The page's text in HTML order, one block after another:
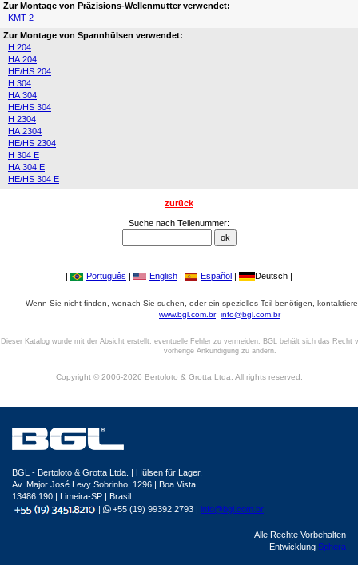
Zur Montage von Präzisions-Wellenmutter verwendet:
KMT 2
Zur Montage von Spannhülsen verwendet:
H 204
HA 204
HE/HS 204
H 304
HA 304
HE/HS 304
H 2304
HA 2304
HE/HS 2304
H 304 E
HA 304 E
HE/HS 304 E
zurück
Suche nach Teilenummer:
| Português | English | Español | Deutsch |
Wenn Sie nicht finden, wonach Sie suchen, oder ein spezielles Teil benötigen,
www.bgl.com.br info@bgl.com.br
Dieser Katalog wurde mit der Absicht erstellt, eventuelle Fehler zu vermeiden. BGL behält sich das Recht
vorherige Ankündigung zu ändern.
Copyright © 2006-2026 Bertoloto & Grotta Ltda. All rights reserved.
BGL - Bertoloto & Grotta Ltda. | Hülsen für Lager.
Av. Major José Levy Sobrinho, 1296 | Boa Vista
13486.190 | Limeira-SP | Brasil
|
+55 (19) 99392.2793 | info@bgl.com.br
Alle Rechte Vorbehalten
Entwicklung Sphera